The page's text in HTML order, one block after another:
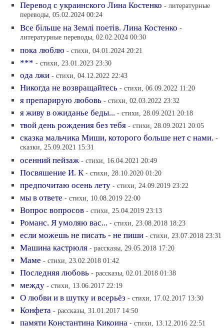
Перевод с украинского Лина Костенко - литературные
переводы, 05.02.2024 00:24
Все бiльше на Землi поетiв. Лина Костенко -
литературные переводы, 02.02.2024 00:30
пока люблю - стихи, 04.01.2024 20:21
*** - стихи, 23.01.2023 23:30
ода лжи - стихи, 04.12.2022 22:43
Никогда не возвращайтесь - стихи, 06.09.2022 11:20
я препарирую любовь - стихи, 02.03.2022 23:32
я живу в ожиданье беды... - стихи, 28.09.2021 20:18
твой день рождения без тебя - стихи, 28.09.2021 20:05
сказка мальчика Миши, которого больше нет с нами. -
сказки, 25.09.2021 15:31
осенний пейзаж - стихи, 16.04.2021 20:49
Посвяшение И. К - стихи, 28.10.2020 01:20
предпочитаю осень лету - стихи, 24.09.2019 23:22
мы в ответе - стихи, 10.08.2019 22:00
Вопрос вопросов - стихи, 25.04.2019 23:13
Романс. Я умоляю вас... - стихи, 23.08.2018 18:23
если можешь не писать - не пиши - стихи, 23.07.2018 23:31
Машина кастрюля - рассказы, 29.05.2018 17:20
Маме - стихи, 23.02.2018 01:42
Последняя любовь - рассказы, 02.01.2018 01:38
между - стихи, 13.06.2017 22:19
О любви и в шутку и всерьёз - стихи, 17.02.2017 13:30
Конфета - рассказы, 31.01.2017 14:50
памяти Константина Кикоина - стихи, 13.12.2016 22:51